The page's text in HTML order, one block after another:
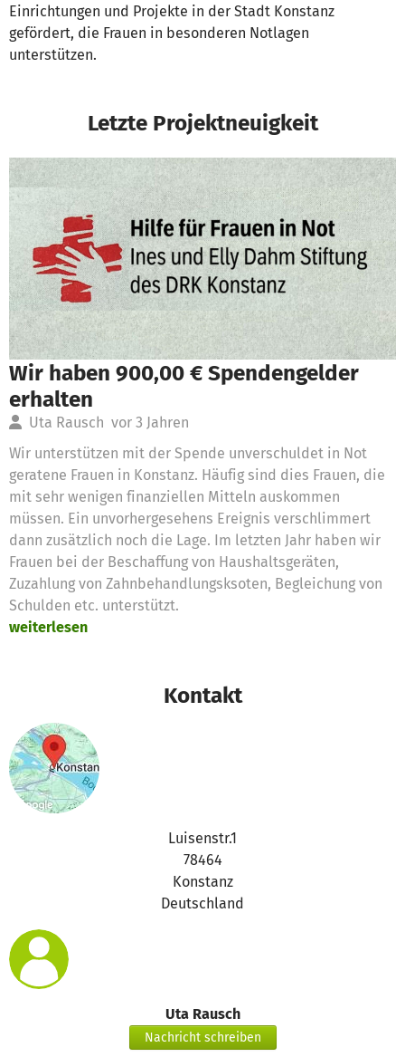
Einrichtungen und Projekte in der Stadt Konstanz
gefördert, die Frauen in besonderen Notlagen
unterstützen.
Letzte Projektneuigkeit
Wir haben 900,00 € Spendengelder
erhalten
Uta Rausch vor 3 Jahren
Wir unterstützen mit der Spende unverschuldet in Not
geratene Frauen in Konstanz. Häufig sind dies Frauen, die
mit sehr wenigen finanziellen Mitteln auskommen
müssen. Ein unvorhergesehens Ereignis verschlimmert
dann zusätzlich noch die Lage. Im letzten Jahr haben wir
Frauen bei der Beschaffung von Haushaltsgeräten,
Zuzahlung von Zahnbehandlungsksoten, Begleichung von
Schulden etc. unterstützt.
weiterlesen
Kontakt
Luisenstr.1
78464
Konstanz
Deutschland
Uta Rausch
Nachricht schreiben